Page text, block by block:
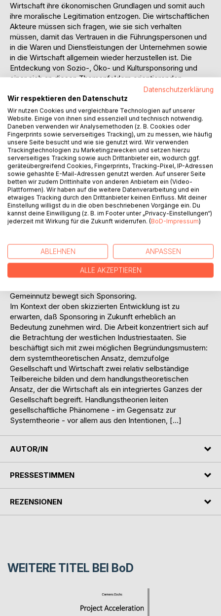
Wirtschaft ihre ökonomischen Grundlagen und somit auch
ihre moralische Legitimation entzogen. Die wirtschaftlichen
Akteure müssen sich fragen, wie sie sich verhalten
müssen, damit das Vertrauen in die Führungspersonen und
in die Waren und Dienstleistungen der Unternehmen sowie
in die Wirtschaft allgemein wieder herzustellen ist. Die
Entdeckung von Sozio-, Öko- und Kultursponsoring und
einer sich an diesen Themenfeldern orientierenden
Werbemoral scheint auf eine Moralisierung der Ökonomie,
aber auch auf eine wachsende Ökonomisierung der -Moral
hinzudeuten. Bei sich ausweitender funktionaler
Gleichwertigkeit und ästhetischer Gleichförmigkeit
reihenweise erzeugter Designerprodukte wird das Bild
eines Unternehmens immer ausschlaggebender für die
Abgrenzung von der Konkurrenz. Wirtschaft und Politik sind
aufgrund ihrer wechselseitigen Determination und ihrer
vielschichtigen Interdependenzen schon seit jeher eng
miteinander verknüpft. In einer Zeit, in der sich
gesellschaftliche Normen und Werte tendenziell
auseinander entwickeln und in der ein zunehmender
Sinnverlust zu beobachten ist, ist die Notwendigkeit
konsensstiftender Normen für allgemein akzeptierte
vielfältigen wirtschaftlich-politischen Wechselbeziehungen
setzen zwar einerseits Innovationsprozesse in Gang,
andererseits können daraus jedoch auch problematische
Abhängigkeitsverhältnisse entstehen. Innerhalb dieser
Gemeinnutz bewegt sich Sponsoring.
Im Kontext der oben skizzierten Entwicklung ist zu
erwarten, daß Sponsoring in Zukunft erheblich an
Bedeutung zunehmen wird. Die Arbeit konzentriert sich auf
die Betrachtung der westlichen Industriestaaten. Sie
beschäftigt sich mit zwei möglichen Begründungsmustern:
dem systemtheoretischen Ansatz, demzufolge
Gesellschaft und Wirtschaft zwei relativ selbständige
Teilbereiche bilden und dem handlungstheoretischen
Ansatz, der die Wirtschaft als ein integriertes Ganzes der
Gesellschaft begreift. Handlungstheorien leiten
gesellschaftliche Phänomene - im Gegensatz zur
Systemtheorie - vor allem aus den Intentionen, […]
AUTOR/IN
PRESSESTIMMEN
REZENSIONEN
WEITERE TITEL BEI BoD
Datenschutzerklärung
Wir respektieren den Datenschutz
Wir nutzen Cookies und vergleichbare Technologien auf unserer
Website. Einige von ihnen sind essenziell und technisch notwendig.
Daneben verwenden wir Analysemethoden (z. B. Cookies oder
Fingerprints sowie serverseitiges Tracking), um zu messen, wie häufig
unsere Seite besucht und wie sie genutzt wird. Wir verwenden
Trackingtechnologien zu Marketingzwecken und setzen hierzu
serverseitiges Tracking sowie auch Drittanbieter ein, wodurch ggf.
geräteübergreifend Cookies, Fingerprints, Tracking-Pixel, IP-Adressen
sowie gehashte E-Mail-Adressen genutzt werden. Auf unserer Seite
betten wir zudem Drittinhalte von anderen Anbietern ein (Video-
Plattformen). Wir haben auf die weitere Datenverarbeitung und ein
etwaiges Tracking durch den Drittanbieter keinen Einfluss. Mit deiner
Einstellung willigst du in die oben beschriebenen Vorgänge ein. Du
kannst deine Einwilligung (z. B. im Footer unter „Privacy-Einstellungen“)
jederzeit mit Wirkung für die Zukunft widerrufen. (BoD-Impressum)
ABLEHNEN ANPASSEN
ALLE AKZEPTIEREN